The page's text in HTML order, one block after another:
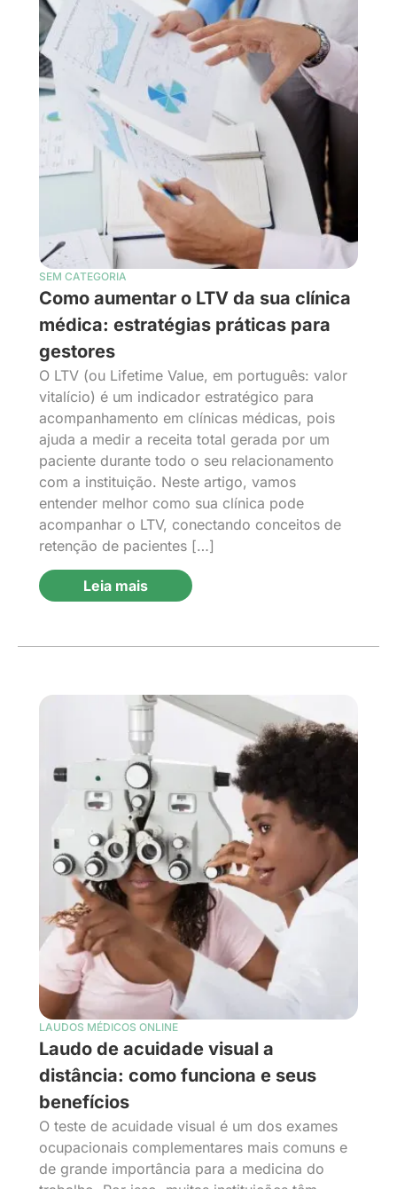
SEM CATEGORIA
Como aumentar o LTV da sua clínica
médica: estratégias práticas para
gestores
O LTV (ou Lifetime Value, em português: valor
vitalício) é um indicador estratégico para
acompanhamento em clínicas médicas, pois
ajuda a medir a receita total gerada por um
paciente durante todo o seu relacionamento
com a instituição. Neste artigo, vamos
entender melhor como sua clínica pode
acompanhar o LTV, conectando conceitos de
retenção de pacientes […]
Leia mais
LAUDOS MÉDICOS ONLINE
Laudo de acuidade visual a
distância: como funciona e seus
benefícios
O teste de acuidade visual é um dos exames
ocupacionais complementares mais comuns e
de grande importância para a medicina do